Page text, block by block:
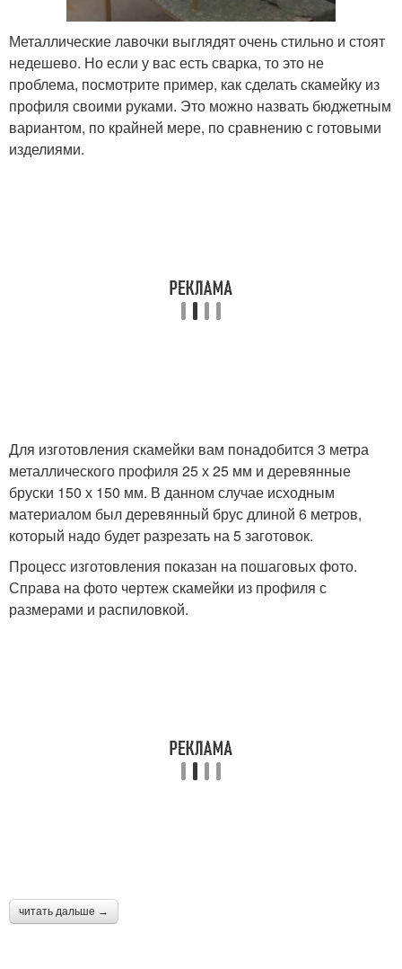
Скамейки из металла Скамейки без спинки
Лавочки без спинки
Металлические лавочки выглядят очень стильно и стоят
недешево. Но если у вас есть сварка, то это не
проблема, посмотрите пример, как сделать скамейку из
профиля своими руками. Это можно назвать бюджетным
вариантом, по крайней мере, по сравнению с готовыми
изделиями.
Для изготовления скамейки вам понадобится 3 метра
металлического профиля 25 х 25 мм и деревянные
бруски 150 х 150 мм. В данном случае исходным
материалом был деревянный брус длиной 6 метров,
который надо будет разрезать на 5 заготовок.
Процесс изготовления показан на пошаговых фото.
Справа на фото чертеж скамейки из профиля с
размерами и распиловкой.
читать дальше →